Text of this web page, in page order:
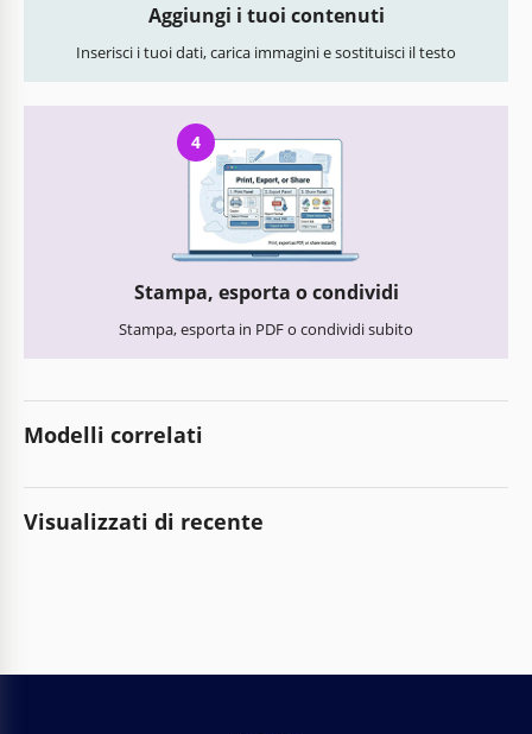
Aggiungi i tuoi contenuti
Inserisci i tuoi dati, carica immagini e sostituisci il testo
4
Stampa, esporta o condividi
Stampa, esporta in PDF o condividi subito
Modelli correlati
Visualizzati di recente